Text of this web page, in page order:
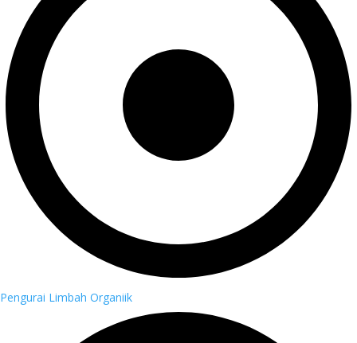
Pengurai Limbah Organiik